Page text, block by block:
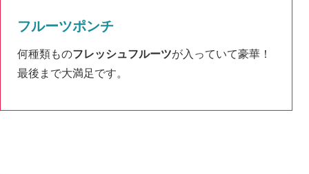
フルーツポンチ
何種類ものフレッシュフルーツが入っていて豪華！
最後まで大満足です。